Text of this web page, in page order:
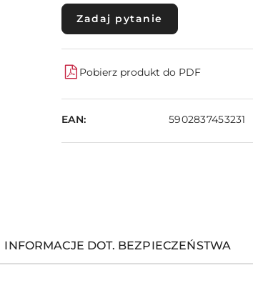
Zadaj pytanie
Pobierz produkt do PDF
EAN: 5902837453231
INFORMACJE DOT. BEZPIECZEŃSTWA